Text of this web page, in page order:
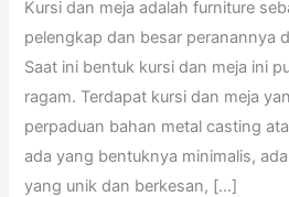
Kursi dan meja adalah furniture
pelengkap dan besar peranannya
Saat ini bentuk kursi dan meja ini
ragam. Terdapat kursi dan meja
perpaduan bahan metal casting
ada yang bentuknya minimalis,
yang unik dan berkesan, […]